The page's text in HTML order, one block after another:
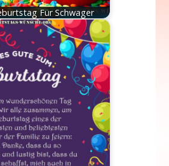
Für Schwager